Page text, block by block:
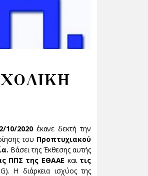
2/10/2020έκανε δεκτή την
του Προπτυχιακού
Βάσει της Έκθεσης αυτής
ΠΠΣ της ΕΘΑΑΕ και τις
Η διάρκεια ισχύος της